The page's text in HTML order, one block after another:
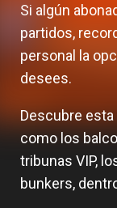
Si algún
partidos,
personal la
desees.
Descubre
como los
tribunas VIP,
bunkers,